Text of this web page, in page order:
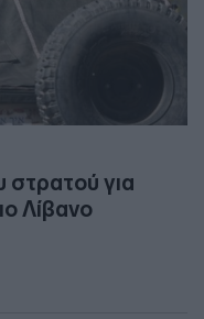
στρατού για
Λίβανο